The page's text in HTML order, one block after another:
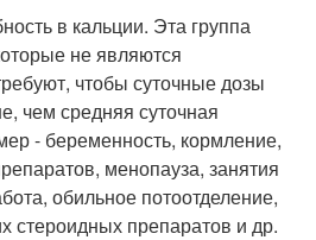
в кальции. Эта группа
не являются
чтобы суточные дозы
чем средняя суточная
- беременность, кормление,
менопауза, занятия
обильное потоотделение,
стероидных препаратов и др.